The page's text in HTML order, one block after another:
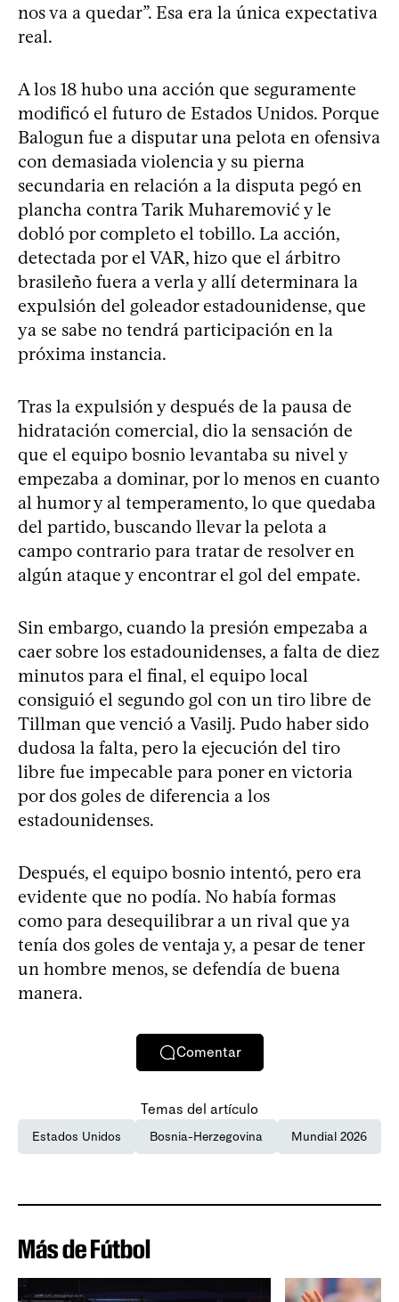
nos va a quedar”. Esa era la única expectativa
real.
A los 18 hubo una acción que seguramente
modificó el futuro de Estados Unidos. Porque
Balogun fue a disputar una pelota en ofensiva
con demasiada violencia y su pierna
secundaria en relación a la disputa pegó en
plancha contra Tarik Muharemović y le
dobló por completo el tobillo. La acción,
detectada por el VAR, hizo que el árbitro
brasileño fuera a verla y allí determinara la
expulsión del goleador estadounidense, que
ya se sabe no tendrá participación en la
próxima instancia.
Tras la expulsión y después de la pausa de
hidratación comercial, dio la sensación de
que el equipo bosnio levantaba su nivel y
empezaba a dominar, por lo menos en cuanto
al humor y al temperamento, lo que quedaba
del partido, buscando llevar la pelota a
campo contrario para tratar de resolver en
algún ataque y encontrar el gol del empate.
Sin embargo, cuando la presión empezaba a
caer sobre los estadounidenses, a falta de diez
minutos para el final, el equipo local
consiguió el segundo gol con un tiro libre de
Tillman que venció a Vasilj. Pudo haber sido
dudosa la falta, pero la ejecución del tiro
libre fue impecable para poner en victoria
por dos goles de diferencia a los
estadounidenses.
Después, el equipo bosnio intentó, pero era
evidente que no podía. No había formas
como para desequilibrar a un rival que ya
tenía dos goles de ventaja y, a pesar de tener
un hombre menos, se defendía de buena
manera.
Comentar
Temas del artículo
Estados Unidos Bosnia-Herzegovina Mundial 2026
Más de Fútbol